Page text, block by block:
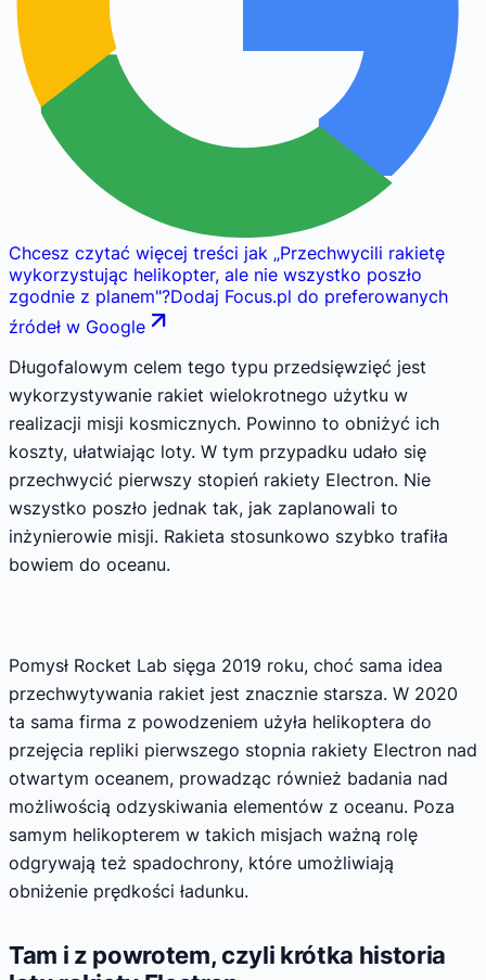
Chcesz czytać więcej treści jak „Przechwycili rakietę
wykorzystując helikopter, ale nie wszystko poszło
zgodnie z planem"?Dodaj Focus.pl do preferowanych
źródeł w Google
Długofalowym celem tego typu przedsięwzięć jest
wykorzystywanie rakiet wielokrotnego użytku w
realizacji misji kosmicznych. Powinno to obniżyć ich
koszty, ułatwiając loty. W tym przypadku udało się
przechwycić pierwszy stopień rakiety Electron. Nie
wszystko poszło jednak tak, jak zaplanowali to
inżynierowie misji. Rakieta stosunkowo szybko trafiła
bowiem do oceanu.
Pomysł Rocket Lab sięga 2019 roku, choć sama idea
przechwytywania rakiet jest znacznie starsza. W 2020
ta sama firma z powodzeniem użyła helikoptera do
przejęcia repliki pierwszego stopnia rakiety Electron nad
otwartym oceanem, prowadząc również badania nad
możliwością odzyskiwania elementów z oceanu. Poza
samym helikopterem w takich misjach ważną rolę
odgrywają też spadochrony, które umożliwiają
obniżenie prędkości ładunku.
Tam i z powrotem, czyli krótka historia